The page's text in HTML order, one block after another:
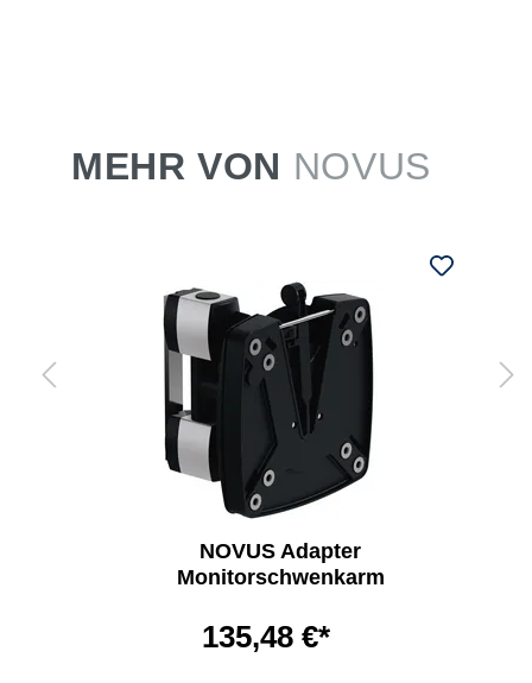
MEHR VON NOVUS
NOVUS Adapter
Monitorschwenkarm
135,48 €*